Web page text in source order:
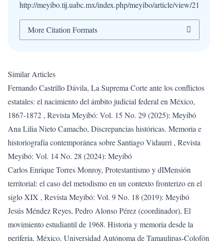
http://meyibo.tij.uabc.mx/index.php/meyibo/article/view/21
More Citation Formats
Similar Articles
Fernando Castrillo Dávila, La Suprema Corte ante los conflictos
estatales: el nacimiento del ámbito judicial federal en México,
1867-1872 , Revista Meyibó: Vol. 15 No. 29 (2025): Meyibó
Ana Lilia Nieto Camacho, Discrepancias históricas. Memoria e
historiografía contemporánea sobre Santiago Vidaurri , Revista
Meyibó: Vol. 14 No. 28 (2024): Meyibó
Carlos Enrique Torres Monroy, Protestantismo y dIMensión
territorial: el caso del metodismo en un contexto fronterizo en el
siglo XIX , Revista Meyibó: Vol. 9 No. 18 (2019): Meyibó
Jesús Méndez Reyes, Pedro Alonso Pérez (coordinador), El
movimiento estudiantil de 1968. Historia y memoria desde la
periferia, México, Universidad Autónoma de Tamaulipas-Colofón